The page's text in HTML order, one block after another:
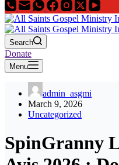
Search
Donate
Menu
admin_asgmi
March 9, 2026
Uncategorized
SpinGranny